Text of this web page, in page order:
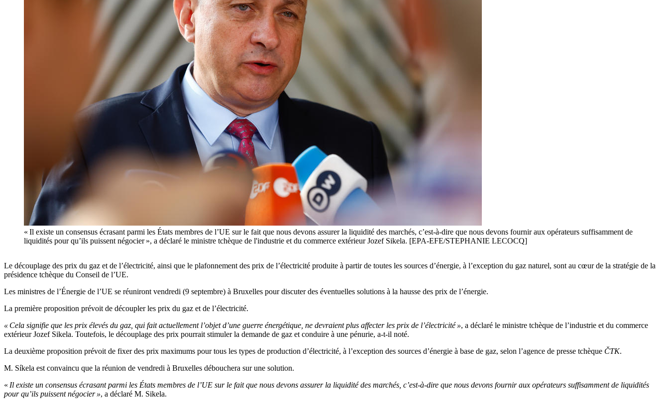
« Il existe un consensus écrasant parmi les États membres de l’UE sur le fait que nous devons assurer la liquidité des marchés, c’est-à-dire que nous devons fournir aux opérateurs suffisamment de
liquidités pour qu’ils puissent négocier », a déclaré le ministre tchèque de l'industrie et du commerce extérieur Jozef Sikela. [EPA-EFE/STEPHANIE LECOCQ]
Le découplage des prix du gaz et de l’électricité, ainsi que le plafonnement des prix de l’électricité produite à partir de toutes les sources d’énergie, à l’exception du gaz naturel, sont au cœur de la stratégie de la
présidence tchèque du Conseil de l’UE.
Les ministres de l’Énergie de l’UE se réuniront vendredi (9 septembre) à Bruxelles pour discuter des éventuelles solutions à la hausse des prix de l’énergie.
La première proposition prévoit de découpler les prix du gaz et de l’électricité.
« Cela signifie que les prix élevés du gaz, qui fait actuellement l’objet d’une guerre énergétique, ne devraient plus affecter les prix de l’électricité », a déclaré le ministre tchèque de l’industrie et du commerce
extérieur Jozef Sikela. Toutefois, le découplage des prix pourrait stimuler la demande de gaz et conduire à une pénurie, a-t-il noté.
La deuxième proposition prévoit de fixer des prix maximums pour tous les types de production d’électricité, à l’exception des sources d’énergie à base de gaz, selon l’agence de presse tchèque ČTK.
M. Síkela est convaincu que la réunion de vendredi à Bruxelles débouchera sur une solution.
« Il existe un consensus écrasant parmi les États membres de l’UE sur le fait que nous devons assurer la liquidité des marchés, c’est-à-dire que nous devons fournir aux opérateurs suffisamment de liquidités
pour qu’ils puissent négocier », a déclaré M. Sikela.